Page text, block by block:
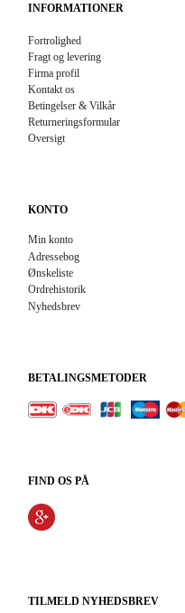
INFORMATIONER
Fortrolighed
Fragt og levering
Firma profil
Kontakt os
Betingelser & Vilkår
Returneringsformular
Oversigt
KONTO
Min konto
Adressebog
Ønskeliste
Ordrehistorik
Nyhedsbrev
BETALINGSMETODER
FIND OS PÅ
TILMELD NYHEDSBREV